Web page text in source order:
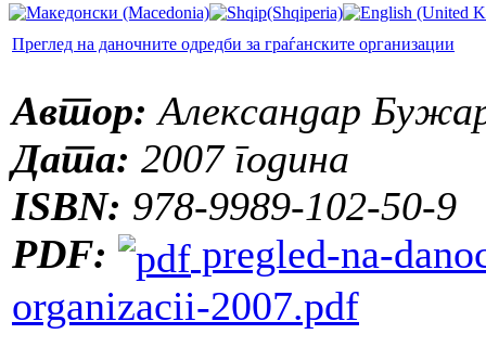
Преглед на даночните одредби за граѓанските организации
Автор: Александар
Дата: 2007 година
ISBN: 978-9989-102-50-9
PDF:
pregled-na-
organizacii-2007.pdf